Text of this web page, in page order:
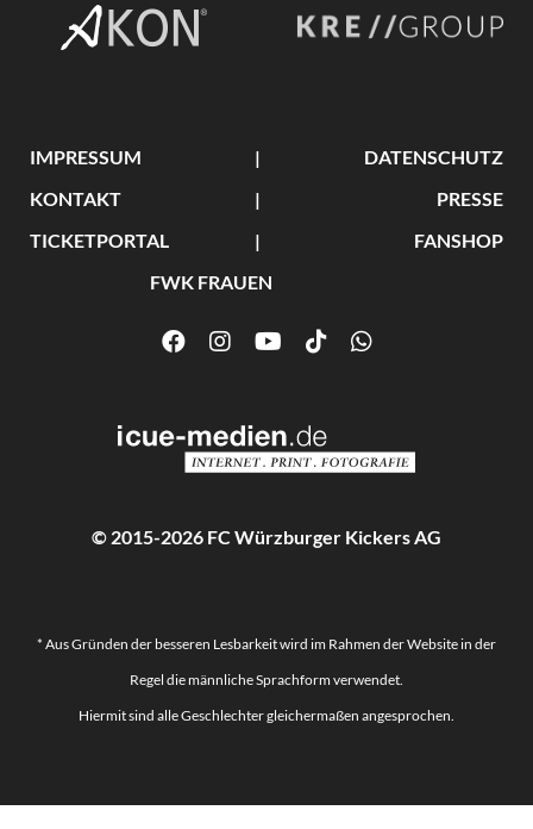
IMPRESSUM
DATENSCHUTZ
KONTAKT
PRESSE
TICKETPORTAL
FANSHOP
FWK FRAUEN
© 2015-2026 FC Würzburger Kickers AG
* Aus Gründen der besseren Lesbarkeit wird im Rahmen der Website in der
Regel die männliche Sprachform verwendet.
Hiermit sind alle Geschlechter gleichermaßen angesprochen.